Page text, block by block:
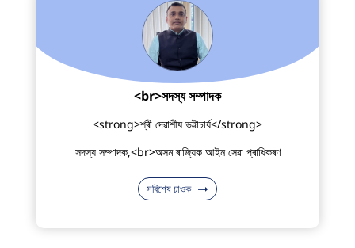
<br>সদস্য সম্পাদক
<strong>শ্ৰী দেৱাশীষ ভট্টাচাৰ্য</strong>
সদস্য সম্পাদক,<br>অসম ৰাজ্যিক আইন সেৱা প্ৰাধিকৰণ
সবিশেষ চাওক